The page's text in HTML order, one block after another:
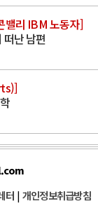
밸리 IBM 노동자]
난 남편
터| 개인정보취급방침